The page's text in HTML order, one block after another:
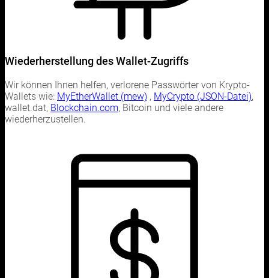
Wiederherstellung des Wallet-Zugriffs
Wir können Ihnen helfen, verlorene Passwörter von Krypto-
Wallets wie: MyEtherWallet (mew) , MyCrypto (JSON-Datei),
wallet.dat, Blockchain.com, Bitcoin und viele andere
wiederherzustellen.